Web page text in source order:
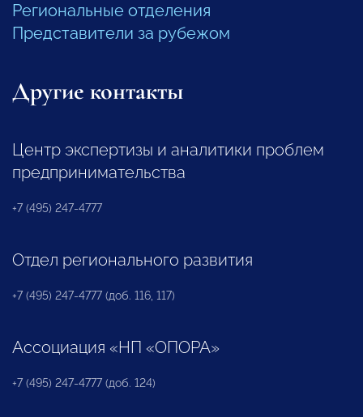
Региональные отделения
Представители за рубежом
Другие контакты
Центр экспертизы и аналитики проблем
предпринимательства
+7 (495) 247-4777
Отдел регионального развития
+7 (495) 247-4777 (доб. 116, 117)
Ассоциация «НП «ОПОРА»
+7 (495) 247-4777 (доб. 124)